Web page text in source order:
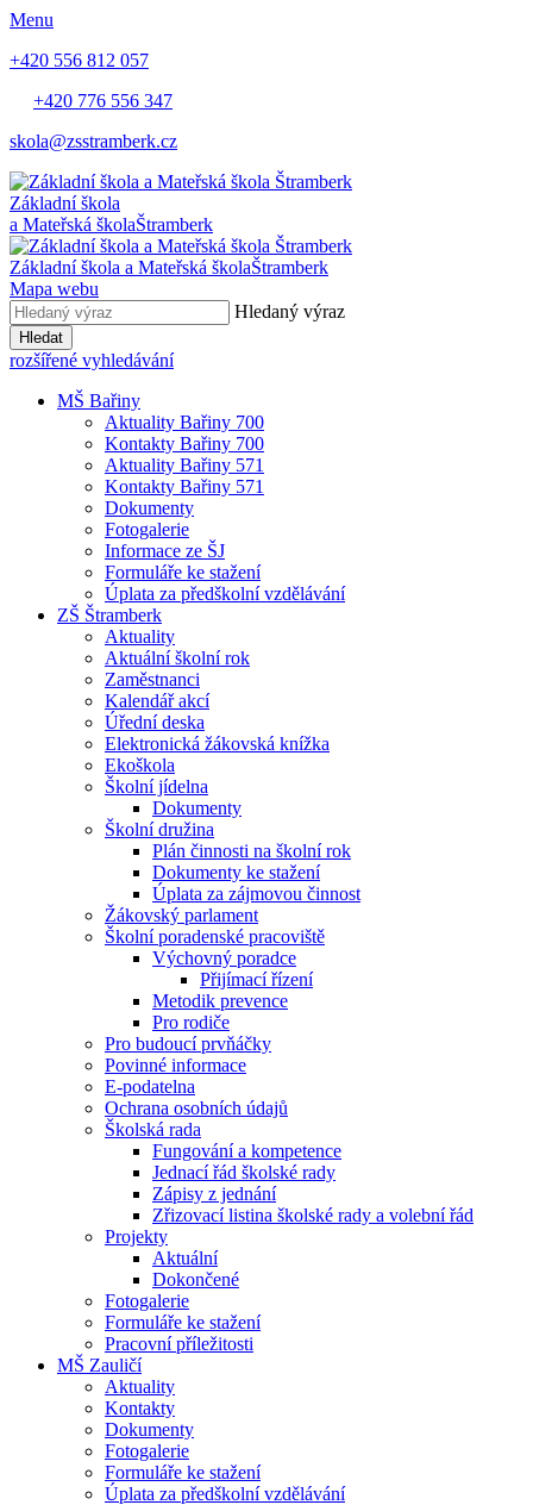
Menu
+420 556 812 057
+420 776 556 347
skola@zsstramberk.cz
Základní škola
a Mateřská školaŠtramberk
Základní škola a Mateřská školaŠtramberk
Mapa webu
Hledaný výraz
Hledat
rozšířené vyhledávání
MŠ Bařiny
Aktuality Bařiny 700
Kontakty Bařiny 700
Aktuality Bařiny 571
Kontakty Bařiny 571
Dokumenty
Fotogalerie
Informace ze ŠJ
Formuláře ke stažení
Úplata za předškolní vzdělávání
ZŠ Štramberk
Aktuality
Aktuální školní rok
Zaměstnanci
Kalendář akcí
Úřední deska
Elektronická žákovská knížka
Ekoškola
Školní jídelna
Dokumenty
Školní družina
Plán činnosti na školní rok
Dokumenty ke stažení
Úplata za zájmovou činnost
Žákovský parlament
Školní poradenské pracoviště
Výchovný poradce
Přijímací řízení
Metodik prevence
Pro rodiče
Pro budoucí prvňáčky
Povinné informace
E-podatelna
Ochrana osobních údajů
Školská rada
Fungování a kompetence
Jednací řád školské rady
Zápisy z jednání
Zřizovací listina školské rady a volební řád
Projekty
Aktuální
Dokončené
Fotogalerie
Formuláře ke stažení
Pracovní příležitosti
MŠ Zauličí
Aktuality
Kontakty
Dokumenty
Fotogalerie
Formuláře ke stažení
Úplata za předškolní vzdělávání